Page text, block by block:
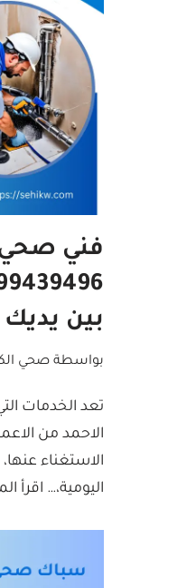
فني صحي
بين يديك
بواسطة صحي
تعد الخدمات
الاحمد من
الاستغناء عنها،
اليومية،… اقرأ